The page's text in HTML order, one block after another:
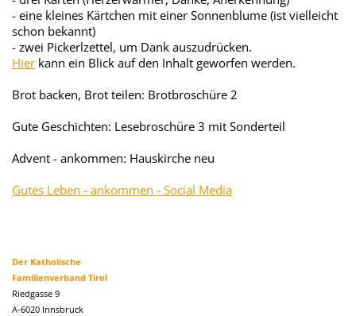
- eine kleines Kärtchen mit einer Sonnenblume (ist vielleicht
schon bekannt)
- zwei Pickerlzettel, um Dank auszudrücken.
Hier kann ein Blick auf den Inhalt geworfen werden.
Brot backen, Brot teilen: Brotbroschüre 2
Gute Geschichten: Lesebroschüre 3 mit Sonderteil
Advent - ankommen: Hauskirche neu
Gutes Leben - ankommen - Social Media
Der Katholische
Familienverband Tirol
Riedgasse 9
A-6020 Innsbruck